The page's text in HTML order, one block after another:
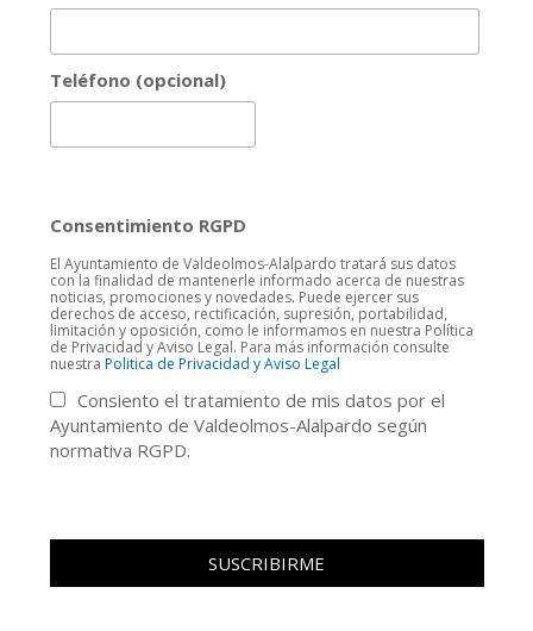
Teléfono (opcional)
Consentimiento RGPD
El Ayuntamiento de Valdeolmos-Alalpardo tratará sus datos
con la finalidad de mantenerle informado acerca de nuestras
noticias, promociones y novedades. Puede ejercer sus
derechos de acceso, rectificación, supresión, portabilidad,
limitación y oposición, como le informamos en nuestra Política
de Privacidad y Aviso Legal. Para más información consulte
nuestra Politica de Privacidad y Aviso Legal
Consiento el tratamiento de mis datos por el
Ayuntamiento de Valdeolmos-Alalpardo según
normativa RGPD.